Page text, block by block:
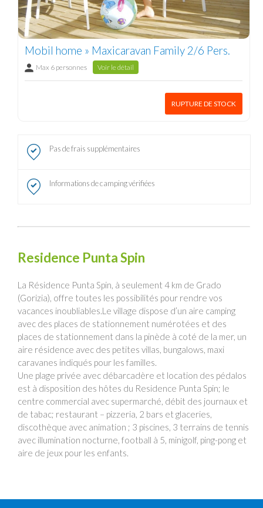
Mobil home » Maxicaravan Family 2/6 Pers.
Max 6 personnes Voir le détail
RUPTURE DE STOCK
Pas de frais supplémentaires
Informations de camping vérifiées
Residence Punta Spin
La Résidence Punta Spin, à seulement 4 km de Grado
(Gorizia), offre toutes les possibilités pour rendre vos
vacances inoubliables.Le village dispose d’un aire camping
avec des places de stationnement numérotées et des
places de stationnement dans la pinède à coté de la mer, un
aire résidence avec des petites villas, bungalows, maxi
caravanes indiqués pour les familles.
Une plage privée avec débarcadère et location des pédalos
est à disposition des hôtes du Residence Punta Spin; le
centre commercial avec supermarché, débit des journaux et
de tabac; restaurant – pizzeria, 2 bars et glaceries,
discothèque avec animation ; 3 piscines, 3 terrains de tennis
avec illumination nocturne, football à 5, minigolf, ping-pong et
aire de jeux pour les enfants.